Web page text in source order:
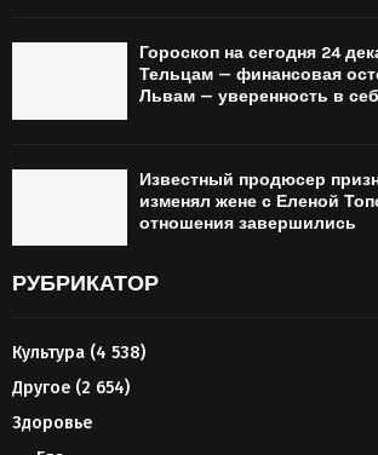
Гороскоп на сегодня 24
Тельцам — финансовая
Львам — уверенность в
Известный продюсер
изменял жене с Еленой
отношения завершились
РУБРИКАТОР
Культура (4 538)
Другое (2 654)
Здоровье